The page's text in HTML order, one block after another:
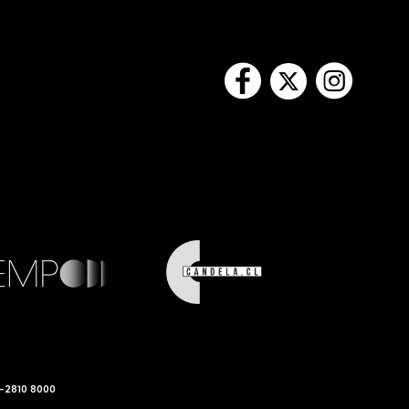
8000